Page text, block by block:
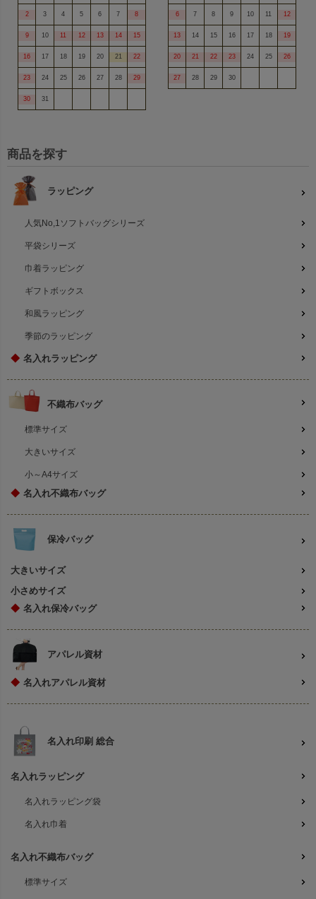
2 3 4 5 6 7 8
9 10 11 12 13 14 15
16 17 18 19 20 21 22
23 24 25 26 27 28 29
30 31
6 7 8 9 10 11 12
13 14 15 16 17 18 19
20 21 22 23 24 25 26
27 28 29 30
商品を探す
ラッピング
人気No,1ソフトバッグシリーズ
平袋シリーズ
巾着ラッピング
ギフトボックス
和風ラッピング
季節のラッピング
◆ 名入れラッピング
不織布バッグ
標準サイズ
大きいサイズ
小～A4サイズ
◆ 名入れ不織布バッグ
保冷バッグ
大きいサイズ
小さめサイズ
◆ 名入れ保冷バッグ
アパレル資材
◆ 名入れアパレル資材
名入れ印刷 総合
名入れラッピング
名入れラッピング袋
名入れ巾着
名入れ不織布バッグ
標準サイズ